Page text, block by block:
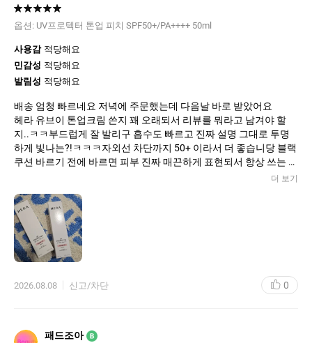
옵션: UV프로텍터 톤업 피치 SPF50+/PA++++ 50ml
사용감 적당해요
민감성 적당해요
발림성 적당해요
배송 엄청 빠르네요 저녁에 주문했는데 다음날 바로 받았어요
헤라 유브이 톤업크림 쓴지 꽤 오래되서 리뷰를 뭐라고 남겨야 할
지..ㅋㅋ부드럽게 잘 발리구 흡수도 빠르고 진짜 설명 그대로 투명
하게 빛나는?!ㅋㅋㅋ자외선 차단까지 50+ 이라서 더 좋습니당 블랙
쿠션 바르기 전에 바르면 피부 진짜 매끈하게 표현되서 항상 쓰는 제
더 보기
2026.08.08 신고/차단 0
패드조아 B